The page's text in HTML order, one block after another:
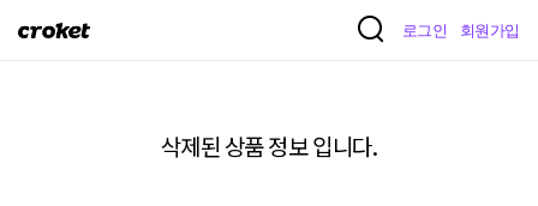
크
로그인 회원가입
삭제된 상품 정보 입니다.